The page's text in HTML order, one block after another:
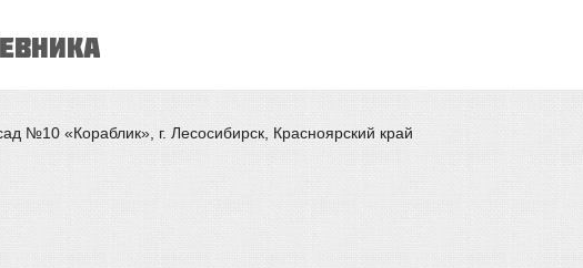
№10 «Кораблик», г. Лесосибирск, Красноярский край